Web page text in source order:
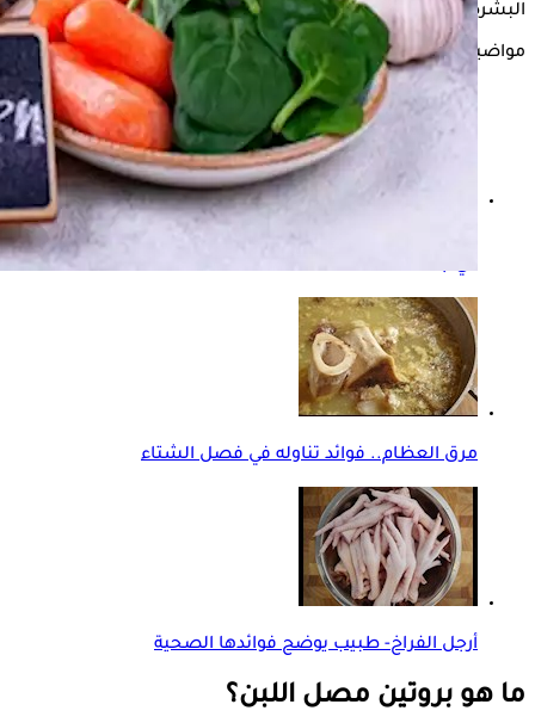
البشرة والأظافر والشعر والمفاصل.
مواضيع ذات صلة
بديل شوربة العظام- 5 أطعمة تساعد على زيادة الكولاجين
مرق العظام.. فوائد تناوله في فصل الشتاء
أرجل الفراخ- طبيب يوضح فوائدها الصحية
ما هو بروتين مصل اللبن؟